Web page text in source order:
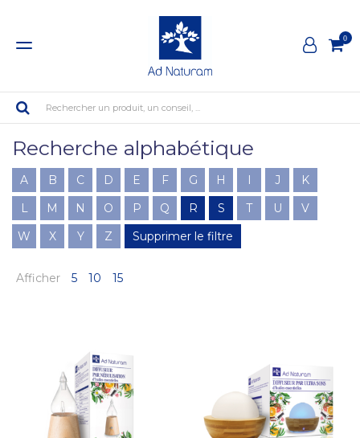
0
Rechercher un produit, un conseil, ...
Recherche alphabétique
A B C D E F G H I J
K
L
M N O P Q R S T U
V
W
X Y Z Supprimer le filtre
Afficher 5 10 15